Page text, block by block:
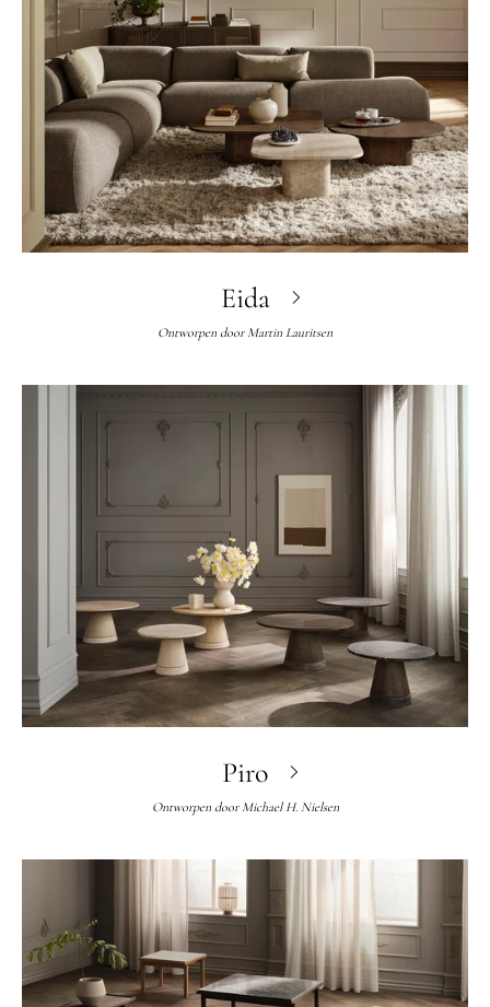
Eida
Ontworpen door Martin Lauritsen
Piro
Ontworpen door Michael H. Nielsen